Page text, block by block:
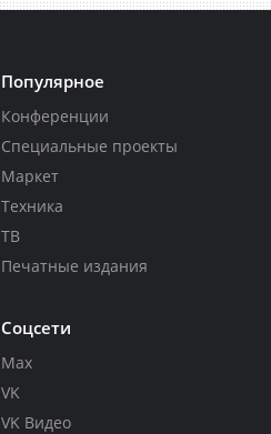
Популярное
Конференции
Специальные проекты
Маркет
Техника
ТВ
Печатные издания
Соцсети
Max
VK
VK Видео